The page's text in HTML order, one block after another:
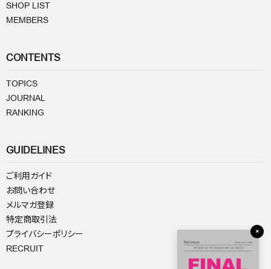
×
SHOP LIST
MEMBERS
CONTENTS
TOPICS
JOURNAL
RANKING
GUIDELINES
ご利用ガイド
お問い合わせ
メルマガ登録
特定商取引法
プライバシーポリシー
RECRUIT